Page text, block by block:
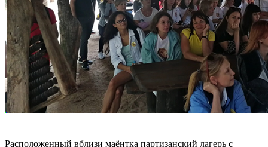
Расположенный вблизи маёнтка партизанский лагерь с